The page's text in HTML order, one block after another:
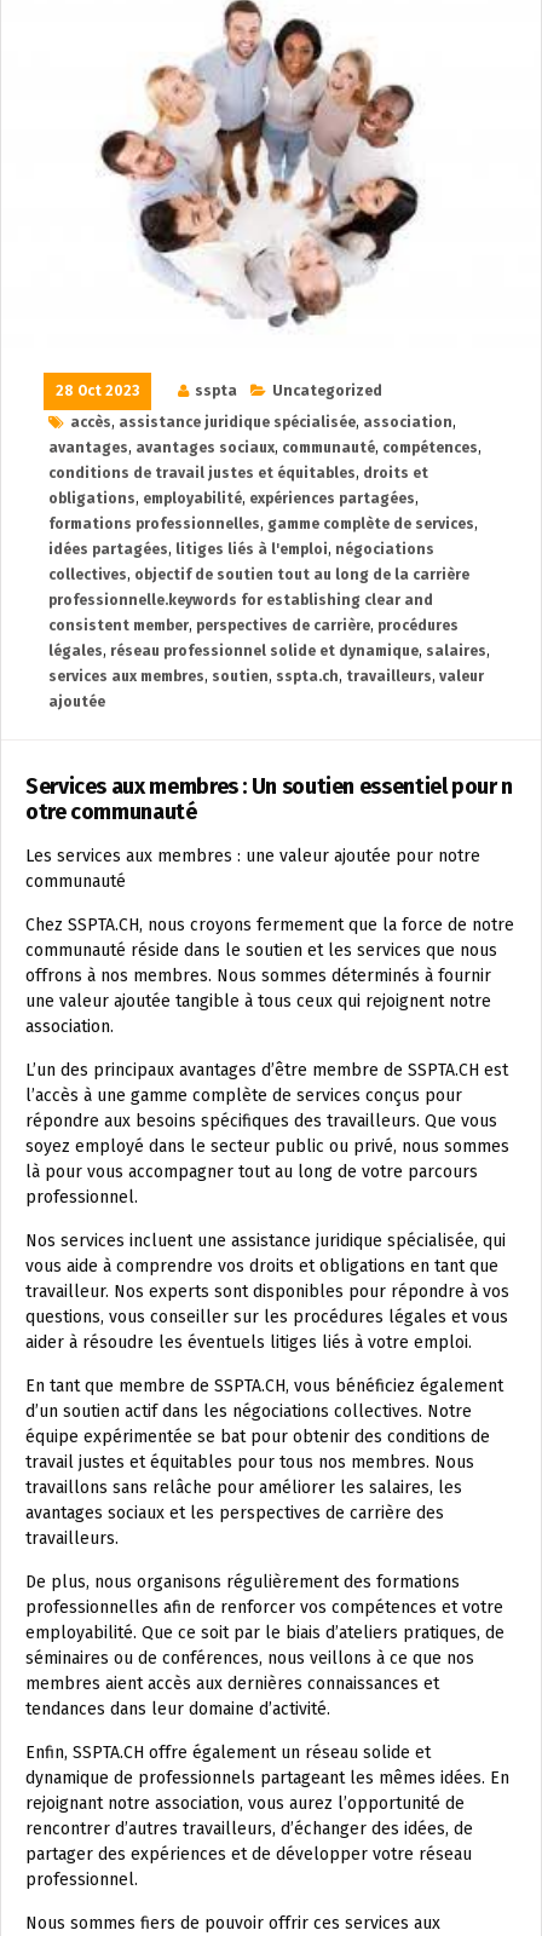
28 Oct 2023 sspta
Uncategorized
accès, assistance juridique spécialisée, association,
avantages, avantages sociaux, communauté, compétences,
conditions de travail justes et équitables, droits et
obligations, employabilité, expériences partagées,
formations professionnelles, gamme complète de services,
idées partagées, litiges liés à l'emploi, négociations
collectives, objectif de soutien tout au long de la carrière
professionnelle.keywords for establishing clear and
consistent member, perspectives de carrière, procédures
légales, réseau professionnel solide et dynamique, salaires,
services aux membres, soutien, sspta.ch, travailleurs, valeur
ajoutée
Services aux membres : Un soutien essentiel pour n
otre communauté
Les services aux membres : une valeur ajoutée pour notre
communauté
Chez SSPTA.CH, nous croyons fermement que la force de notre
communauté réside dans le soutien et les services que nous
offrons à nos membres. Nous sommes déterminés à fournir
une valeur ajoutée tangible à tous ceux qui rejoignent notre
association.
L’un des principaux avantages d’être membre de SSPTA.CH est
l’accès à une gamme complète de services conçus pour
répondre aux besoins spécifiques des travailleurs. Que vous
soyez employé dans le secteur public ou privé, nous sommes
là pour vous accompagner tout au long de votre parcours
professionnel.
Nos services incluent une assistance juridique spécialisée, qui
vous aide à comprendre vos droits et obligations en tant que
travailleur. Nos experts sont disponibles pour répondre à vos
questions, vous conseiller sur les procédures légales et vous
aider à résoudre les éventuels litiges liés à votre emploi.
En tant que membre de SSPTA.CH, vous bénéficiez également
d’un soutien actif dans les négociations collectives. Notre
équipe expérimentée se bat pour obtenir des conditions de
travail justes et équitables pour tous nos membres. Nous
travaillons sans relâche pour améliorer les salaires, les
avantages sociaux et les perspectives de carrière des
travailleurs.
De plus, nous organisons régulièrement des formations
professionnelles afin de renforcer vos compétences et votre
employabilité. Que ce soit par le biais d’ateliers pratiques, de
séminaires ou de conférences, nous veillons à ce que nos
membres aient accès aux dernières connaissances et
tendances dans leur domaine d’activité.
Enfin, SSPTA.CH offre également un réseau solide et
dynamique de professionnels partageant les mêmes idées. En
rejoignant notre association, vous aurez l’opportunité de
rencontrer d’autres travailleurs, d’échanger des idées, de
partager des expériences et de développer votre réseau
professionnel.
Nous sommes fiers de pouvoir offrir ces services aux